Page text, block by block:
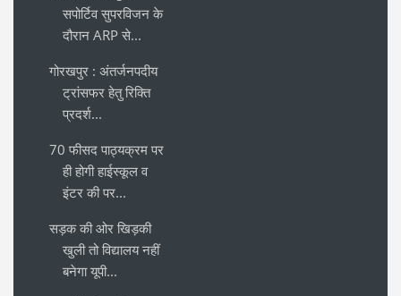
सपोर्टिव सुपरविजन के
दौरान ARP से...
गोरखपुर : अंतर्जनपदीय
ट्रांसफर हेतु रिक्ति
प्रदर्श...
70 फीसद पाठ्यक्रम पर
ही होगी हाईस्कूल व
इंटर की पर...
सड़क की ओर खिड़की
खुली तो विद्यालय नहीं
बनेगा यूपी...